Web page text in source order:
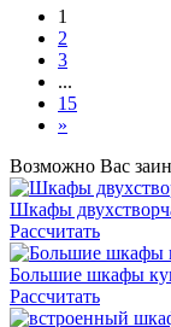
1
2
3
...
15
»
Возможно Вас
Шкафы
Рассчитать
Большие шкафы
Рассчитать